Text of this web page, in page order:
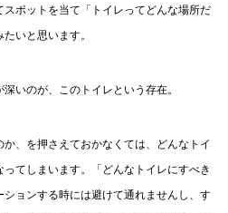
ポットを当て「トイレってどんな場所だ
いと思います。
いのが、このトイレという存在。
、を押さえておかなくては、どんなトイ
てしまいます。「どんなトイレにすべき
ョンする時には避けて通れませんし、す